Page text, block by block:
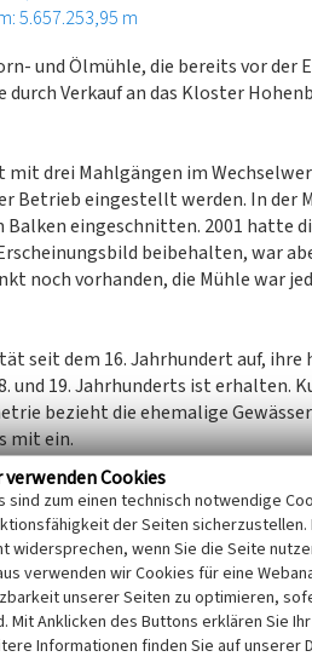
5.657.253,95 m
und Ölmühle, die bereits vor der
Verkauf an das Kloster
mit drei Mahlgängen im
Betrieb eingestellt werden. In der
Balken eingeschnitten. 2001 hatte
beibehalten, war
noch vorhanden, die Mühle war
seit dem 16. Jahrhundert auf,
und 19. Jahrhunderts ist erhalten.
bezieht die ehemalige
mit ein.
im Kreis Heinsberg
des linken
Industrialisierung (1814-1914).
verwenden Cookies
sind zum einen technisch notwendige
der Seiten sicherzustellen.
widersprechen, wenn Sie die Seite
verwenden wir Cookies für eine
unserer Seiten zu optimieren,
Mit Anklicken des Buttons erklären Sie
Informationen finden Sie auf unserer